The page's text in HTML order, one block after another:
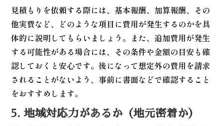
見積もりを依頼する際には、基本報酬、加算報酬、その
他実費など、どのような項目に費用が発生するのかを具
体的に説明してもらいましょう。また、追加費用が発生
する可能性がある場合には、その条件や金額の目安も確
認しておくと安心です。後になって想定外の費用を請求
されることがないよう、事前に書面などで確認すること
をおすすめします。
5. 地域対応力があるか（地元密着か）